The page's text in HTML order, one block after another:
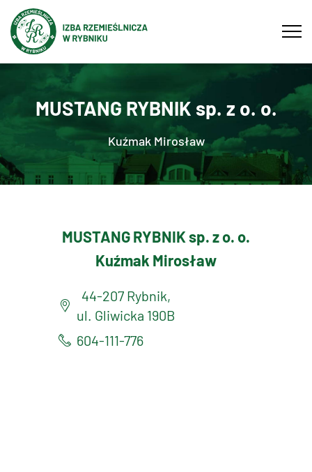
MUSTANG RYBNIK sp. z o. o.
Kuźmak Mirosław
MUSTANG RYBNIK sp. z o. o.
Kuźmak Mirosław
44-207 Rybnik,
ul. Gliwicka 190B
604-111-776